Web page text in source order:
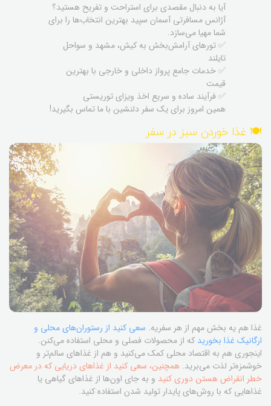
آیا به دنبال مقصدی برای استراحت و تفریح هستید؟
آژانس مسافرتی آسمان سپید بهترین انتخاب‌ها را برای
شما مهیا می‌سازد.
✅ تورهای آرامش‌بخش به کیش، مشهد و سواحل
تایلند
✅ خدمات جامع پرواز داخلی و خارجی با بهترین
قیمت
✅ فرآیند ساده و سریع اخذ ویزای توریستی
همین امروز برای یک سفر دلنشین با ما تماس بگیرید!
🍽️ غذا خوردن سبز در سفر
غذا هم یه بخش مهم از هر سفریه. سعی کنید از رستوران‌های محلی و
ارگانیک غذا بخورید که از محصولات فصلی و محلی استفاده می‌کنن.
اینجوری هم به اقتصاد محلی کمک می‌کنید و هم از غذاهای سالم‌تر و
خوشمزه‌تر لذت می‌برید. همچنین، سعی کنید از غذاهای دریایی که در معرض
خطر انقراض هستن دوری کنید و به جای اون‌ها از غذاهای گیاهی یا
غذاهایی که با روش‌های پایدار تولید شدن استفاده کنید.